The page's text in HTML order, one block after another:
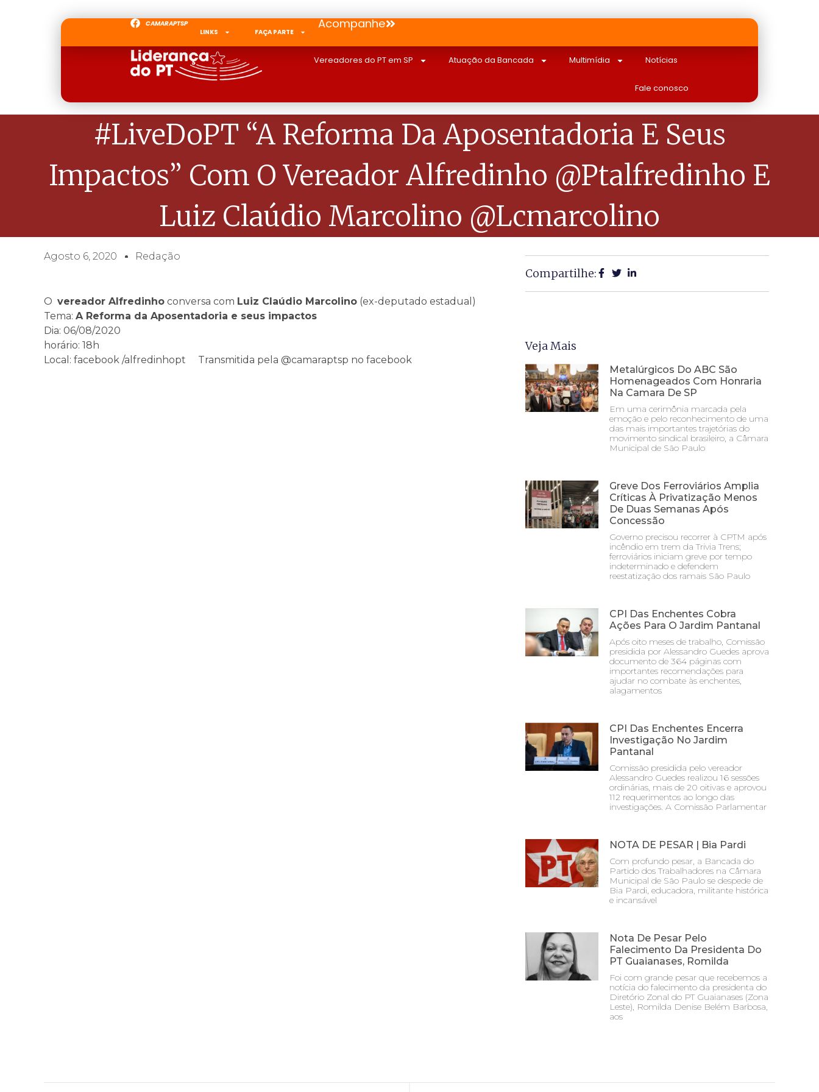
CAMARAPTSP
LINKS
FAÇA PARTE
Acompanhe
Vereadores do PT em SP Atuação da Bancada Multimídia Notícias
Fale conosco
#LiveDoPT “A Reforma Da Aposentadoria E Seus
Impactos” Com O Vereador Alfredinho @ptalfredinho E
Luiz Claúdio Marcolino @lcmarcolino
Agosto 6, 2020 Redação
O vereador Alfredinho conversa com Luiz Claúdio Marcolino (ex-deputado estadual)
Tema: A Reforma da Aposentadoria e seus impactos
Dia: 06/08/2020
horário: 18h
Local: facebook /alfredinhopt Transmitida pela @camaraptsp no facebook
Compartilhe:
Veja Mais
Metalúrgicos Do ABC São
Homenageados Com Honraria
Na Camara De SP
Em uma cerimônia marcada pela
emoção e pelo reconhecimento de uma
das mais importantes trajetórias do
movimento sindical brasileiro, a Câmara
Municipal de São Paulo
Greve Dos Ferroviários Amplia
Críticas À Privatização Menos
De Duas Semanas Após
Concessão
Governo precisou recorrer à CPTM após
incêndio em trem da Trivia Trens;
ferroviários iniciam greve por tempo
indeterminado e defendem
reestatização dos ramais São Paulo
CPI Das Enchentes Cobra
Ações Para O Jardim Pantanal
Após oito meses de trabalho, Comissão
presidida por Alessandro Guedes aprova
documento de 364 páginas com
importantes recomendações para
ajudar no combate às enchentes,
alagamentos
CPI Das Enchentes Encerra
Investigação No Jardim
Pantanal
Comissão presidida pelo vereador
Alessandro Guedes realizou 16 sessões
ordinárias, mais de 20 oitivas e aprovou
112 requerimentos ao longo das
investigações. A Comissão Parlamentar
NOTA DE PESAR | Bia Pardi
Com profundo pesar, a Bancada do
Partido dos Trabalhadores na Câmara
Municipal de São Paulo se despede de
Bia Pardi, educadora, militante histórica
e incansável
Nota De Pesar Pelo
Falecimento Da Presidenta Do
PT Guaianases, Romilda
Foi com grande pesar que recebemos a
notícia do falecimento da presidenta do
Diretório Zonal do PT Guaianases (Zona
Leste), Romilda Denise Belém Barbosa,
aos